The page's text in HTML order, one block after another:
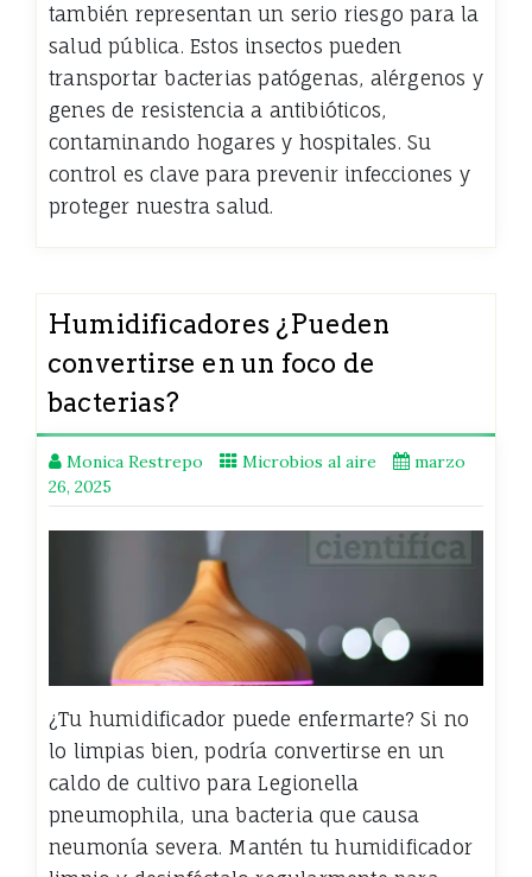
también representan un serio riesgo para la
salud pública. Estos insectos pueden
transportar bacterias patógenas, alérgenos y
genes de resistencia a antibióticos,
contaminando hogares y hospitales. Su
control es clave para prevenir infecciones y
proteger nuestra salud.
Humidificadores ¿Pueden
convertirse en un foco de
bacterias?
Monica Restrepo Microbios al aire
marzo
26, 2025
¿Tu humidificador puede enfermarte? Si no
lo limpias bien, podría convertirse en un
caldo de cultivo para Legionella
pneumophila, una bacteria que causa
neumonía severa. Mantén tu humidificador